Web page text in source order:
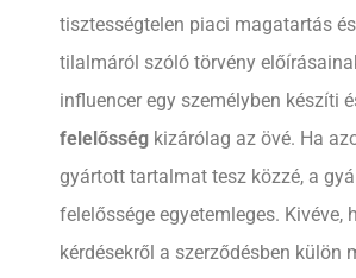
tisztességtelen piaci magatartás
tilalmáról szóló törvény
influencer egy személyben készíti
felelősség kizárólag az övé. Ha
gyártott tartalmat tesz közzé, a
felelőssége egyetemleges. Kivéve,
kérdésekről a szerződésben külön